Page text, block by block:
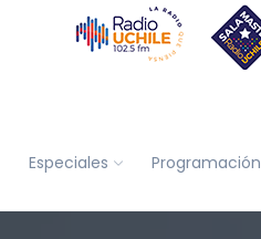
Especiales Programación